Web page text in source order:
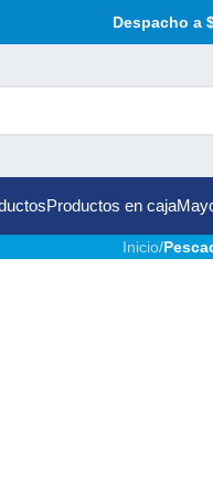
Despacho a
Productos en caja
Inicio/